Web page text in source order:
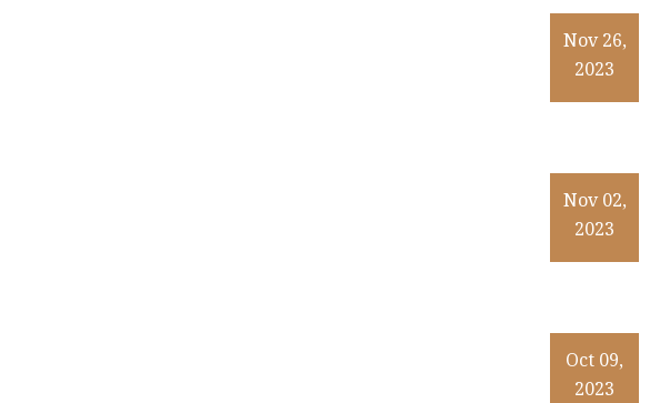
Nov 26,
2023
Nov 02,
2023
Oct 09,
2023